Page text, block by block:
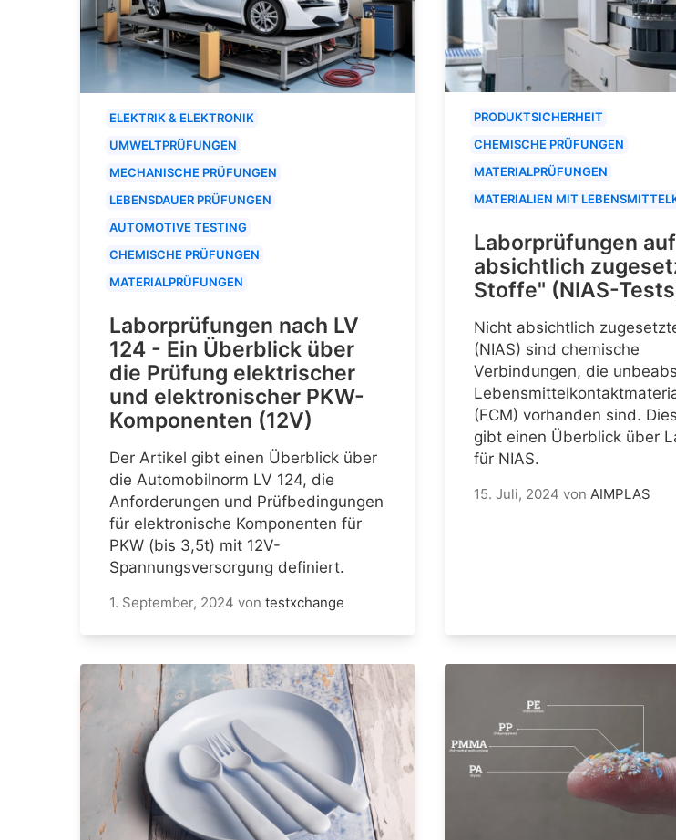
ELEKTRIK & ELEKTRONIK
UMWELTPRÜFUNGEN
MECHANISCHE PRÜFUNGEN
LEBENSDAUER PRÜFUNGEN
AUTOMOTIVE TESTING
CHEMISCHE PRÜFUNGEN
MATERIALPRÜFUNGEN
Laborprüfungen nach LV
124 - Ein Überblick über
die Prüfung elektrischer
und elektronischer PKW-
Komponenten (12V)
Der Artikel gibt einen Überblick über
die Automobilnorm LV 124, die
Anforderungen und Prüfbedingungen
für elektronische Komponenten für
PKW (bis 3,5t) mit 12V-
Spannungsversorgung definiert.
1. September, 2024 von testxchange
PRODUKTSICHERHEIT
CHEMISCHE PRÜFUNGEN
MATERIALPRÜFUNGEN
MATERIALIEN MIT
Laborprüfungen
absichtlich
Stoffe" (NIAS-
Nicht absichtlich
(NIAS) sind chemische
Verbindungen, die
(FCM) vorhanden sind.
gibt einen Überblick über
für NIAS.
15. Juli, 2024 von AIMPLAS